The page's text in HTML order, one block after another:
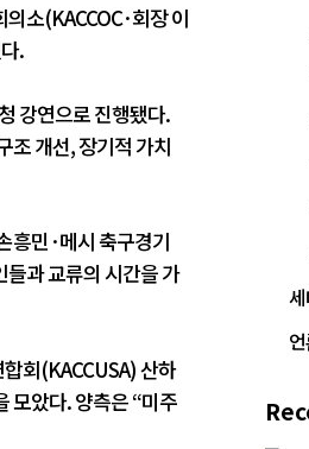
소(KACCOC·회장 이
.
강연으로 진행됐다.
조 개선, 장기적 가치
흥민·메시 축구경기
과 교류의 시간을 가
회(KACCUSA) 산하
모았다. 양측은 “미주